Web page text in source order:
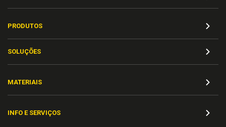
PRODUTOS
SOLUÇÕES
MATERIAIS
INFO E SERVIÇOS